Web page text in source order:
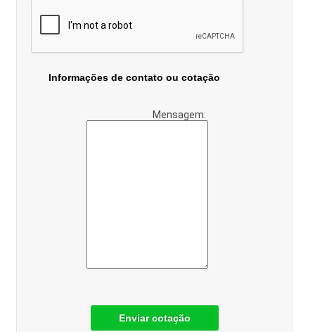
Informações de contato ou cotação
Mensagem:
Enviar cotação